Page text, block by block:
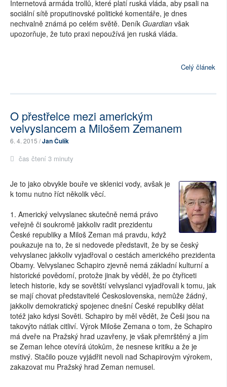
Internetová armáda trollů, které platí ruská vláda, aby psali na
sociální sítě proputinovské politické komentáře, je dnes
nechvalně známá po celém světě. Deník Guardian však
upozorňuje, že tuto praxi nepoužívá jen ruská vláda.
Celý článek
O přestřelce mezi americkým
velvyslancem a Milošem Zemanem
6. 4. 2015 /Jan Čulík
čas čtení 3 minuty
Je to jako obvykle bouře ve sklenici vody, avšak je
k tomu nutno říct několik věcí.
1. Americký velvyslanec skutečně nemá právo
veřejně či soukromě jakkoliv radit prezidentu
České republiky a Miloš Zeman má pravdu, když
poukazuje na to, že si nedovede představit, že by se český
velvyslanec jakkoliv vyjadřoval o cestách amerického prezidenta
Obamy. Velvyslanec Schapiro zjevně nemá základní kulturní a
historické povědomí, protože jinak by věděl, že po čtyřiceti
letech historie, kdy se sovětští velvyslanci vyjadřovali k tomu, jak
se mají chovat představitelé Československa, nemůže žádný,
jakkoliv demokratický spojenec dnešní České republiky dělat
totéž jako kdysi Sověti. Schapiro by měl vědět, že Češi jsou na
takovýto nátlak citliví. Výrok Miloše Zemana o tom, že Schapiro
má dveře na Pražský hrad uzavřeny, je však přemrštěný a jím
se Zeman lehce otevírá útokům, že nesnese kritiku a že je
mstivý. Stačilo pouze vyjádřit nevoli nad Schapirovým výrokem,
zakazovat mu Pražský hrad Zeman nemusel.